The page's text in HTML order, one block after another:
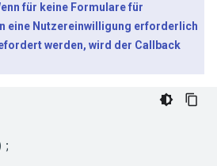
für keine Formulare für
eine Nutzereinwilligung erforderlich
werden, wird der Callback